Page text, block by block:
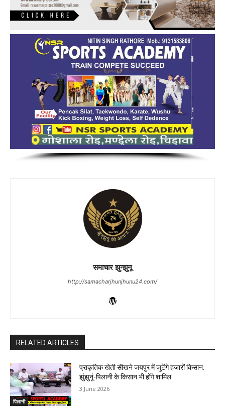
समाचार झुन्झुनू
http://samacharjhunjhunu24.com/
RELATED ARTICLES
पिलानी
प्राकृतिक खेती सीखने जयपुर में जुटेंगे हजारों किसान:
झुंझुनूं-पिलानी के किसान भी होंगे शामिल
3 June 2026